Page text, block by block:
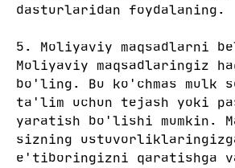
dasturlaridan foydalaning.
5. Moliyaviy maqsadlarni
Moliyaviy maqsadlaringiz
bo'ling. Bu ko'chmas mulk
ta'lim uchun tejash yoki
yaratish bo'lishi mumkin.
sizning
e'tiboringizni qaratishga